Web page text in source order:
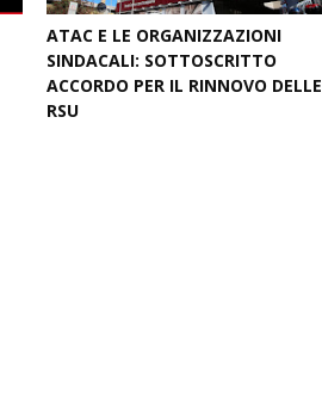
ATAC E LE ORGANIZZAZIONI
SINDACALI: SOTTOSCRITTO
ACCORDO PER IL RINNOVO DELLE
RSU